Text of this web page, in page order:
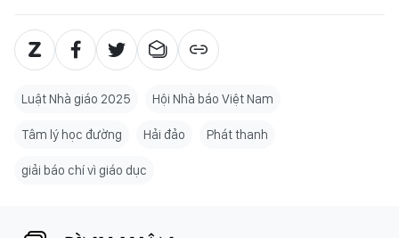
Luật Nhà giáo 2025 Hội Nhà báo Việt Nam
Tâm lý học đường Hải đảo Phát thanh
giải báo chí vì giáo dục